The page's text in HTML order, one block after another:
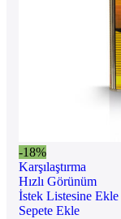
-18%
Karşılaştırma
Hızlı Görünüm
İstek Listesine Ekle
Sepete Ekle